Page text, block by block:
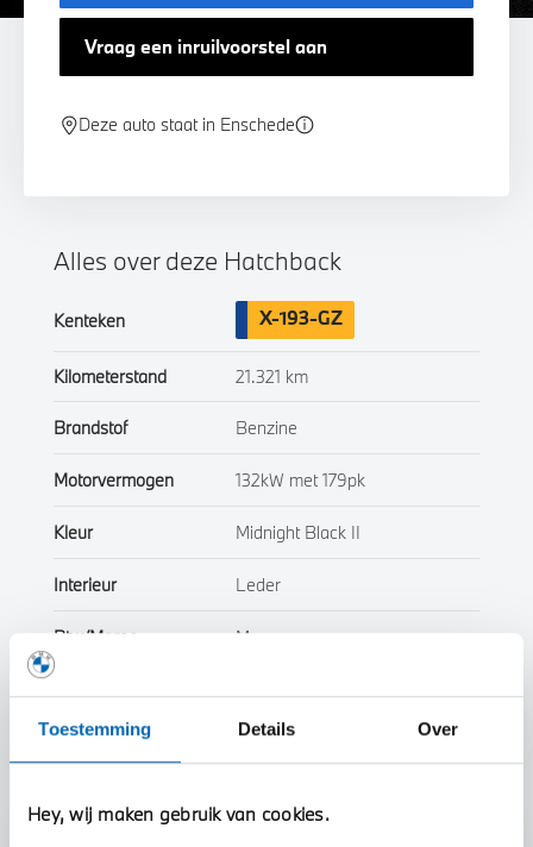
Toestemming Details Over
Hey, wij maken gebruik van cookies.
Vraag een inruilvoorstel aan
Deze auto staat in Enschede
Alles over deze Hatchback
Kenteken X-193-GZ
Kilometerstand 21.321 km
Brandstof Benzine
Motorvermogen 132kW met 179pk
Kleur Midnight Black II
Interieur Leder
Btw/Marge Marge
Toon alle eigenschappen